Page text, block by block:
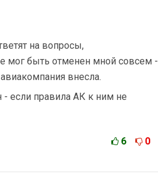
на вопросы,
мог быть отменен мной совсем -
внесла.
- если правила АК к ним не
6 0